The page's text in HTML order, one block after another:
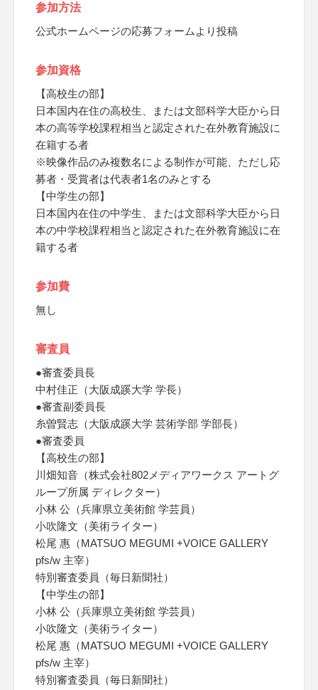
参加方法
公式ホームページの応募フォームより投稿
参加資格
【高校生の部】
日本国内在住の高校生、または文部科学大臣から日
本の高等学校課程相当と認定された在外教育施設に
在籍する者
※映像作品のみ複数名による制作が可能、ただし応
募者・受賞者は代表者1名のみとする
【中学生の部】
日本国内在住の中学生、または文部科学大臣から日
本の中学校課程相当と認定された在外教育施設に在
籍する者
参加費
無し
審査員
●審査委員長
中村佳正（大阪成蹊大学 学長）
●審査副委員長
糸曽賢志（大阪成蹊大学 芸術学部 学部長）
●審査委員
【高校生の部】
川畑知音（株式会社802メディアワークス アートグ
ループ所属 ディレクター）
小林 公（兵庫県立美術館 学芸員）
小吹隆文（美術ライター）
松尾 惠（MATSUO MEGUMI +VOICE GALLERY
pfs/w 主宰）
特別審査委員（毎日新聞社）
【中学生の部】
小林 公（兵庫県立美術館 学芸員）
小吹隆文（美術ライター）
松尾 惠（MATSUO MEGUMI +VOICE GALLERY
pfs/w 主宰）
特別審査委員（毎日新聞社）